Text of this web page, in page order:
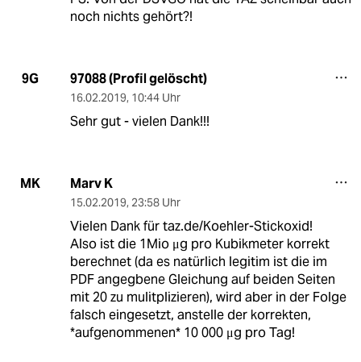
noch nichts gehört?!
9G 97088 (Profil gelöscht)
16.02.2019, 10:44 Uhr
Sehr gut - vielen Dank!!!
MK Marv K
15.02.2019, 23:58 Uhr
Vielen Dank für taz.de/Koehler-Stickoxid!
Also ist die 1Mio μg pro Kubikmeter korrekt
berechnet (da es natürlich legitim ist die im
PDF angegbene Gleichung auf beiden Seiten
mit 20 zu mulitplizieren), wird aber in der Folge
falsch eingesetzt, anstelle der korrekten,
*aufgenommenen* 10 000 μg pro Tag!